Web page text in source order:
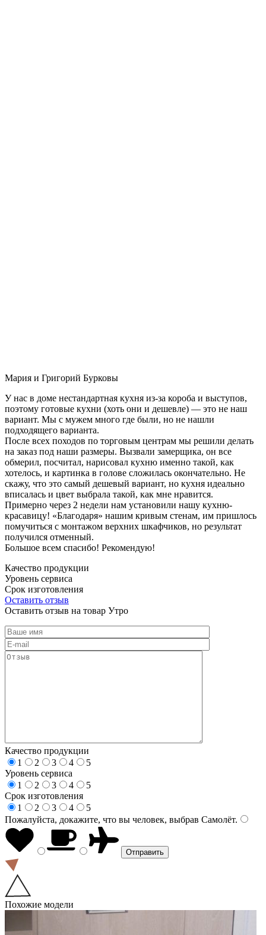
Мария и Григорий Бурковы
У нас в доме нестандартная кухня из-за короба и выступов,
поэтому готовые кухни (хоть они и дешевле) — это не наш
вариант. Мы с мужем много где были, но не нашли
подходящего варианта.
После всех походов по торговым центрам мы решили делать
на заказ под наши размеры. Вызвали замерщика, он все
обмерил, посчитал, нарисовал кухню именно такой, как
хотелось, и картинка в голове сложилась окончательно. Не
скажу, что это самый дешевый вариант, но кухня идеально
вписалась и цвет выбрала такой, как мне нравится.
Примерно через 2 недели нам установили нашу кухню-
красавицу! «Благодаря» нашим кривым стенам, им пришлось
помучиться с монтажом верхних шкафчиков, но результат
получился отменный.
Большое всем спасибо! Рекомендую!
Качество продукции
Уровень сервиса
Срок изготовления
Оставить отзыв
Оставить отзыв на товар Утро
Качество продукции
1
2 3 4
5
Уровень сервиса
1
2 3 4
5
Срок изготовления
1
2 3 4
5
Пожалуйста, докажите, что вы человек, выбрав Самолёт.
Похожие модели